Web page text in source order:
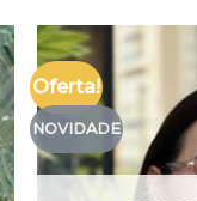
Oferta!
NOVIDADE